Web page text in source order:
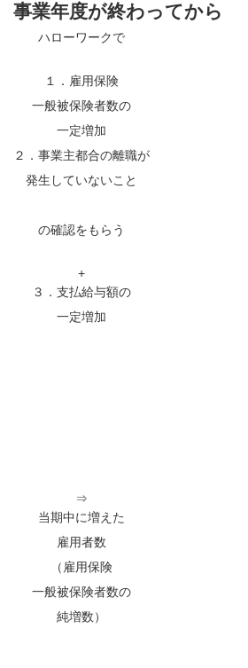
事業年度が終わってから
ハローワークで
１．雇用保険
一般被保険者数の
一定増加
２．事業主都合の離職が
発生していないこと
の確認をもらう
+
３．支払給与額の
一定増加
⇒
当期中に増えた
雇用者数
（雇用保険
一般被保険者数の
純増数）